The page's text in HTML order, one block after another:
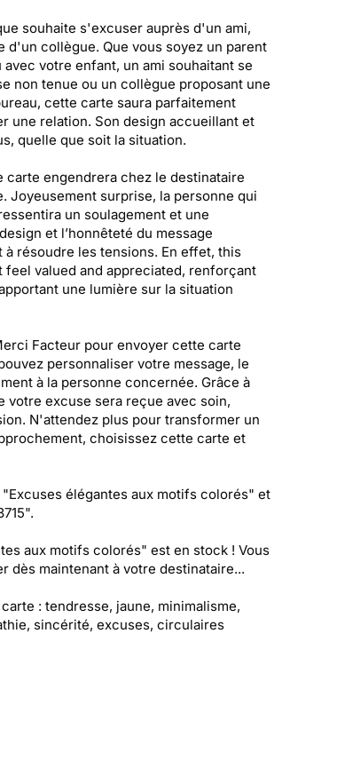
souhaite s'excuser auprès d'un ami,
d'un collègue. Que vous soyez un parent
votre enfant, un ami souhaitant se
non tenue ou un collègue proposant une
cette carte saura parfaitement
une relation. Son design accueillant et
quelle que soit la situation.
engendrera chez le destinataire
Joyeusement surprise, la personne qui
un soulagement et une
et l’honnêteté du message
résoudre les tensions. En effet, this
valued and appreciated, renforçant
une lumière sur la situation
Facteur pour envoyer cette carte
personnaliser votre message, le
à la personne concernée. Grâce à
votre excuse sera reçue avec soin,
N'attendez plus pour transformer un
choisissez cette carte et
élégantes aux motifs colorés" et
aux motifs colorés" est en stock ! Vous
dès maintenant à votre destinataire...
: tendresse, jaune, minimalisme,
sincérité, excuses, circulaires